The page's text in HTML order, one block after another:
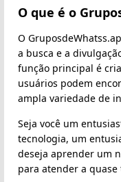
O que é o
O
a busca e a
função principal é
usuários podem
ampla variedade de
Seja você um
tecnologia, um
deseja aprender um
para atender a quase